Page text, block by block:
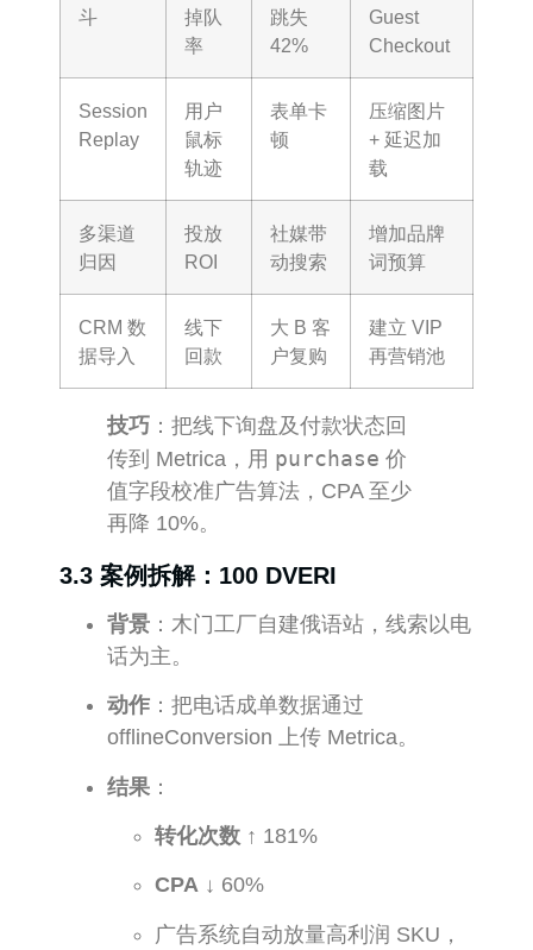
斗
掉队
率
跳失
42%
Guest
Checkout
Session
Replay
用户
鼠标
轨迹
表单卡
顿
压缩图片
+ 延迟加
载
多渠道
归因
投放
ROI
社媒带
动搜索
增加品牌
词预算
CRM 数
据导入
线下
回款
大 B 客
户复购
建立 VIP
再营销池
技巧 ：把线下询盘及付款状态回
传到 Metrica，用 purchase 价
值字段校准广告算法，CPA 至少
再降 10%。
3.3 案例拆解：100 DVERI
背景 ：木门工厂自建俄语站，线索以电
话为主。
动作 ：把电话成单数据通过
offlineConversion 上传 Metrica。
结果 ：
转化次数 ↑ 181%
CPA ↓ 60%
广告系统自动放量高利润 SKU，